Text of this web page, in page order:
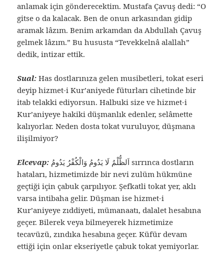
anlamak için gönderecektim. Mustafa Çavuş dedi: “O
gitse o da kalacak. Ben de onun arkasından gidip
aramak lâzım. Benim arkamdan da Abdullah Çavuş
gelmek lâzım.” Bu hususta “Tevekkelnâ alallah”
dedik, intizar ettik.
Sual: Has dostlarınıza gelen musibetleri, tokat eseri
deyip hizmet-i Kur’aniyede füturları cihetinde bir
itab telakki ediyorsun. Halbuki size ve hizmet-i
Kur’aniyeye hakiki düşmanlık edenler, selâmette
kalıyorlar. Neden dosta tokat vuruluyor, düşmana
ilişilmiyor?
Elcevap:
hataları, hizmetimizde bir nevi zulüm hükmüne
geçtiği için çabuk çarpılıyor. Şefkatli tokat yer, aklı
varsa intibaha gelir. Düşman ise hizmet-i
Kur’aniyeye zıddiyeti, mümanaatı, dalalet hesabına
geçer. Bilerek veya bilmeyerek hizmetimize
tecavüzü, zındıka hesabına geçer. Küfür devam
ettiği için onlar ekseriyetle çabuk tokat yemiyorlar.